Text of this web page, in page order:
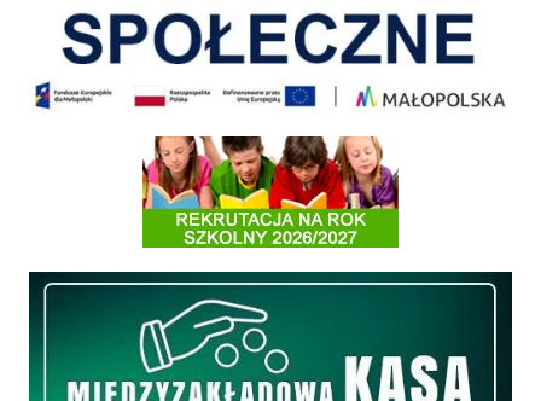
Informacja o terminach rekrutacji na rok szkolny 2026/2027
Międzyzakładowa Kasa Zapomogowo - Pożyczkowa